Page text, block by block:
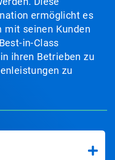
ermöglicht es
mit seinen Kunden
in-Class
ihren Betrieben zu
zu